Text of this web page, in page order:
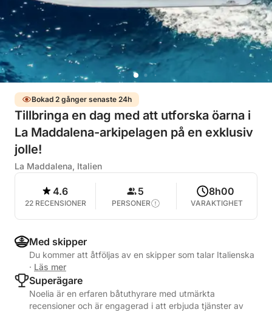
Bokad 2 gånger senaste 24h
Tillbringa en dag med att utforska öarna i
La Maddalena-arkipelagen på en exklusiv
jolle!
La Maddalena, Italien
4.6
22 RECENSIONER
5
PERSONER
8h00
VARAKTIGHET
Med skipper
Du kommer att åtföljas av en skipper som talar Italienska
· Läs mer
Superägare
Noelia är en erfaren båtuthyrare med utmärkta
recensioner och är engagerad i att erbjuda tjänster av